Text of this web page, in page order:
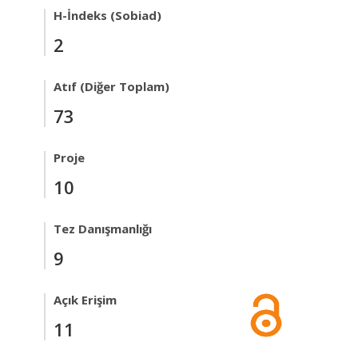
H-İndeks (Sobiad)
2
Atıf (Diğer Toplam)
73
Proje
10
Tez Danışmanlığı
9
Açık Erişim
11